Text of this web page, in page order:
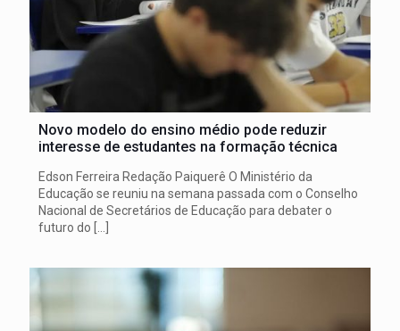
Novo modelo do ensino médio pode reduzir
interesse de estudantes na formação técnica
Edson Ferreira Redação Paiquerê O Ministério da
Educação se reuniu na semana passada com o Conselho
Nacional de Secretários de Educação para debater o
futuro do